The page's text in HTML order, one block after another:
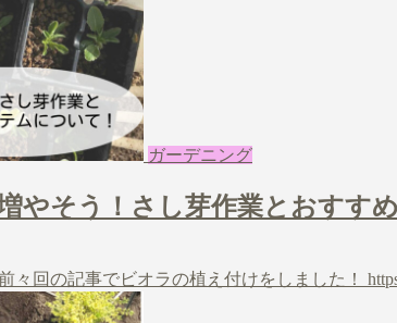
ガーデニング
やそう！さし芽作業とおすす
々回の記事でビオラの植え付けをしました！